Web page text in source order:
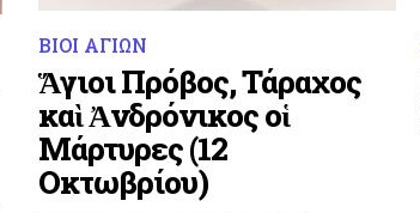
ΒΙΟΙ ΑΓΙΩΝ
Ἅγιοι Πρόβος, Τάραχος
καὶ Ἀνδρόνικος οἱ
Μάρτυρες (12
Οκτωβρίου)